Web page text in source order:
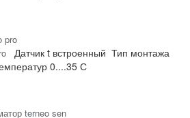
Датчик t встроенный Тип монтажа
0....35 С